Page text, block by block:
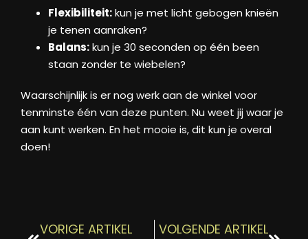
Flexibiliteit:kun je met licht gebogen knieën
je tenen aanraken?
Balans:kun je 30 seconden op één been
staan zonder te wiebelen?
Waarschijnlijk is er nog werk aan de winkel voor
tenminste één van deze punten. Nu weet jij waar je
aan kunt werken. En het mooie is, dit kun je overal
doen!
VORIGE ARTIKEL VOLGENDE ARTIKEL